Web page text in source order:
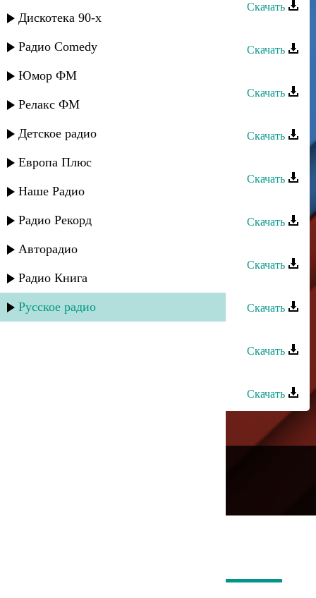
Дискотека 90-х
Радио Comedy
Юмор ФМ
Релакс ФМ
Детское радио
Европа Плюс
Наше Радио
Радио Рекорд
Авторадио
Радио Книга
Русское радио
Скачать
Скачать
Сувар группа - КIанда лугьуз
Скачать
Скачать
Сувар группа - Лезгинская
Скачать
Тайфун группа - Зимний вечер
Скачать
Скачать
Гапцах группа - Гада чан
Скачать
Скачать
Скачать